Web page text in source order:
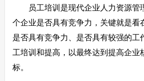
员工培训是现代企业人力资源管
个企业是否具有竞争力，关键就是看
是否具有竞争力、是否具有较强的工
工培训和提高，以最终达到提高企业
标。